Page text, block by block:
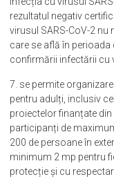
rezultatul negativ
virusul SARS-CoV-2 nu
care se află în perioada
confirmării infectării cu
7. se permite
pentru adulți, inclusiv
proiectelor finanțate
participanți de
200 de persoane în
minimum 2 mp pentru
protecție și cu